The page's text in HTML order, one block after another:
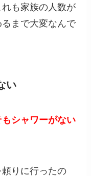
も家族の人数が
まで大変なんで
い
シャワーがない
りに行ったの